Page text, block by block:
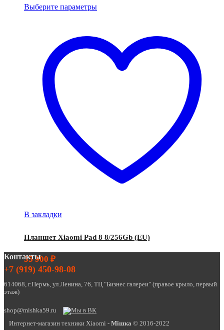
Выберите параметры
В закладки
Планшет Xiaomi Pad 8 8/256Gb (EU)
35 900 ₽
Контакты
+7 (919) 450-98-08
614068, г.Пермь, ул.Ленина, 76, ТЦ "Бизнес галереи" (правое крыло, первый
этаж)
shop@mishka59.ru
Интернет-магазин техники Xiaomi - Miшка © 2016-2022